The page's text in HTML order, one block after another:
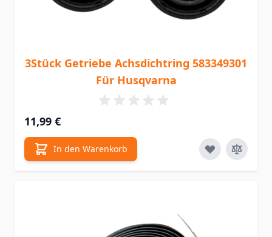
3Stück Getriebe Achsdichtring 583349301
Für Husqvarna
11,99 €
In den Warenkorb